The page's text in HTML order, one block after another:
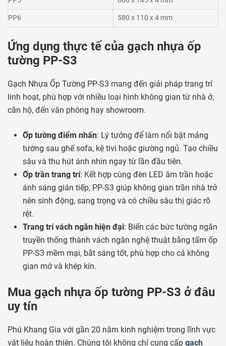
PP6 580 x 110 x 4 mm
Ứng dụng thực tế của gạch nhựa ốp
tường PP-S3
Gạch Nhựa Ốp Tường PP-S3 mang đến giải pháp trang trí
linh hoạt, phù hợp với nhiều loại hình không gian từ nhà ở,
căn hộ, đến văn phòng hay showroom.
Ốp tường điểm nhấn: Lý tưởng để làm nổi bật mảng
tường sau ghế sofa, kệ tivi hoặc giường ngủ. Tạo chiều
sâu và thu hút ánh nhìn ngay từ lần đầu tiên.
Ốp trần trang trí: Kết hợp cùng đèn LED âm trần hoặc
ánh sáng gián tiếp, PP-S3 giúp không gian trần nhà trở
nên sinh động, sang trọng và có chiều sâu thị giác rõ
rệt.
Trang trí vách ngăn hiện đại: Biến các bức tường ngăn
truyền thống thành vách ngăn nghệ thuật bằng tấm ốp
PP-S3 mềm mại, bắt sáng tốt, phù hợp cho cả không
gian mở và khép kín.
Mua gạch nhựa ốp tường PP-S3 ở đâu
uy tín
Phú Khang Gia với gần 20 năm kinh nghiệm trong lĩnh vực
vật liệu hoàn thiện. Chúng tôi không chỉ cung cấp gạch